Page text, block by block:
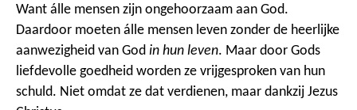
Want álle mensen zijn ongehoorzaam aan God.
Daardoor moeten álle mensen leven zonder de heerlijke
aanwezigheid van God in hun leven. Maar door Gods
liefdevolle goedheid worden ze vrijgesproken van hun
schuld. Niet omdat ze dat verdienen, maar dankzij Jezus